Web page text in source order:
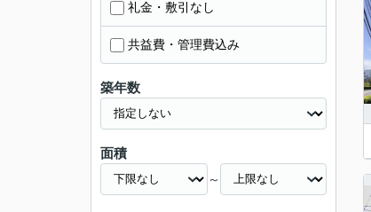
礼金・敷引なし
共益費・管理費込み
築年数
面積
～